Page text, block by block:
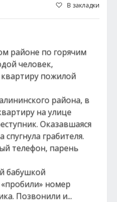
В закладки
районе по горячим
человек,
пожилой
района, в
на улице
Оказавшаяся
спугнула грабителя.
телефон, парень
бабушкой
номер
Позвонили и...